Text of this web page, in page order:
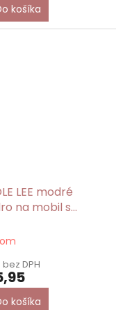
košíka
LEE modré
na mobil s
bez DPH
košíka